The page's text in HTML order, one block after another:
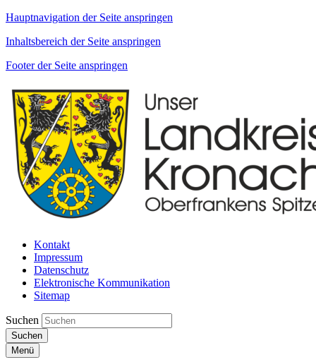
Hauptnavigation der Seite anspringen
Inhaltsbereich der Seite anspringen
Footer der Seite anspringen
Kontakt
Impressum
Datenschutz
Elektronische Kommunikation
Sitemap
Suchen
Suchen
Menü